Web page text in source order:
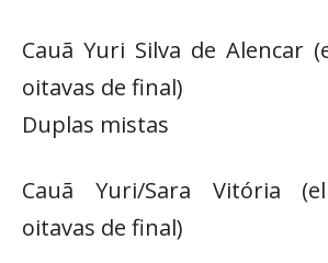
Cauã Yuri Silva de Alencar
oitavas de final)
Duplas mistas
Cauã Yuri/Sara Vitória
oitavas de final)